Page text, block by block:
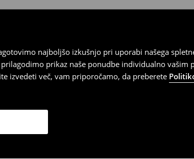
najboljšo izkušnjo pri uporabi našega
prikaz naše ponudbe individualno
izvedeti več, vam priporočamo, da preberete